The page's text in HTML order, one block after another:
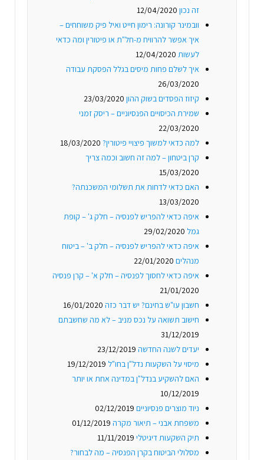
זה נכון 12/04/2020
וובמינר קורונה: רימון חייט ואיל פיק משוחחים –
איך אפשר להרוויח מ-חל"ת או פיטורין ומה כדאי
לעשות 12/04/2020
איך לשלם פחות מיסים בגלל הפסקת עבודה
26/03/2020
קיזוז הפסדים בשוק ההון 23/03/2020
שמירת הכיסויים הפנסיוניים – ריסק זמני
22/03/2020
למה כדאי למשוך פיצויי פיטורין? 18/03/2020
קרן ביטחון – למה זה חשוב וכמה צריך
15/03/2020
האם כדאי לדחות את תשלומי המשכנתה?
13/03/2020
איפה כדאי להפריש לפנסיה – חלק ג' – קופת
גמל 29/02/2020
איפה כדאי להפריש לפנסיה – חלק ב' – ביטוח
מנהלים 22/01/2020
איפה כדאי לחסוך לפנסיה – חלק א' – קרן פנסיה
21/01/2020
חשבון עו"ש בחינם? יש דבר כזה 16/01/2020
חישוב תשואה על נכס מניב – לא מה שחשבתם
31/12/2019
יעדים לשנה החדשה 23/12/2019
מיסוי על השקעות נדל"ן בחו"ל 19/12/2019
האם להשקיע בנדל"ן במדינה אחת או יותר
10/12/2019
ניוד מוצרים פנסיוניים 02/12/2019
משפחת אבני – תיאור מקרה 01/12/2019
תיק השקעות דיגיטלי 11/11/2019
מסלולי הביטוח בקרן הפנסיה – מה לבחור?